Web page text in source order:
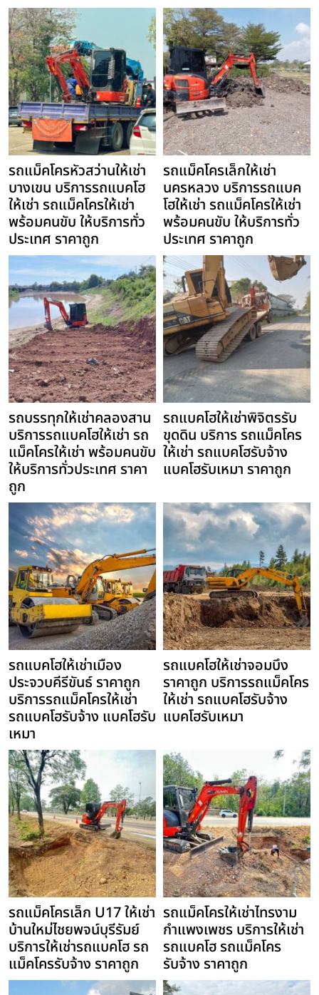
รถแม็คโครหัวสว่านให้เช่า
บางเขน บริการรถแบคโฮ
ให้เช่า รถแม็คโครให้เช่า
พร้อมคนขับ ให้บริการทั่ว
ประเทศ ราคาถูก
รถแม็คโครเล็กให้เช่า
นครหลวง บริการรถแบค
โฮให้เช่า รถแม็คโครให้เช่า
พร้อมคนขับ ให้บริการทั่ว
ประเทศ ราคาถูก
รถบรรทุกให้เช่าคลองสาน
บริการรถแบคโฮให้เช่า รถ
แม็คโครให้เช่า พร้อมคนขับ
ให้บริการทั่วประเทศ ราคา
ถูก
รถแบคโฮให้เช่าพิจิตรรับ
ขุดดิน บริการ รถแม็คโคร
ให้เช่า รถแบคโฮรับจ้าง
แบคโฮรับเหมา ราคาถูก
รถแบคโฮให้เช่าเมือง
ประจวบคีรีขันธ์ ราคาถูก
บริการรถแม็คโครให้เช่า
รถแบคโฮรับจ้าง แบคโฮรับ
เหมา
รถแบคโฮให้เช่าจอมบึง
ราคาถูก บริการรถแม็คโคร
ให้เช่า รถแบคโฮรับจ้าง
แบคโฮรับเหมา
รถแม็คโครเล็ก U17 ให้เช่า
บ้านใหม่ไชยพจน์บุรีรัมย์
บริการให้เช่ารถแบคโฮ รถ
แม็คโครรับจ้าง ราคาถูก
รถแม็คโครให้เช่าไทรงาม
กำแพงเพชร บริการให้เช่า
รถแบคโฮ รถแม็คโคร
รับจ้าง ราคาถูก